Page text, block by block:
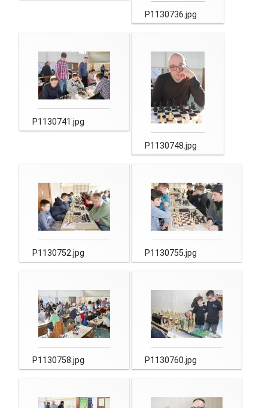
P1130736.jpg
P1130741.jpg
P1130748.jpg
P1130752.jpg P1130755.jpg
P1130758.jpg P1130760.jpg